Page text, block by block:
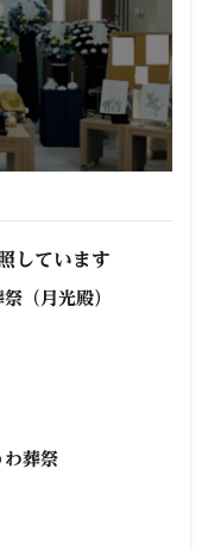
しています
（月光殿）
わ葬祭